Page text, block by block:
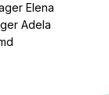
Elena
Adela